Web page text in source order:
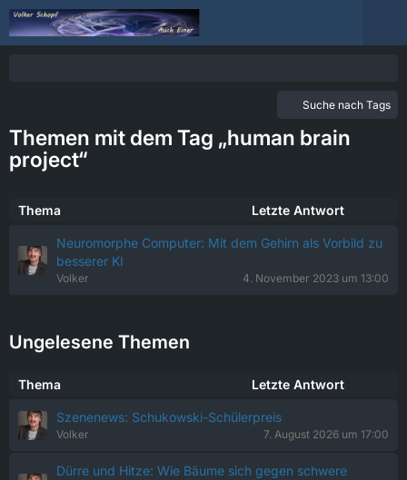
Suche nach Tags
Themen mit dem Tag „human brain
project“
Thema Letzte Antwort
Neuromorphe Computer: Mit dem Gehirn als Vorbild zu
besserer KI
Volker 4. November 2023 um 13:00
Ungelesene Themen
Thema Letzte Antwort
Szenenews: Schukowski-Schülerpreis
Volker 7. August 2026 um 17:00
Dürre und Hitze: Wie Bäume sich gegen schwere